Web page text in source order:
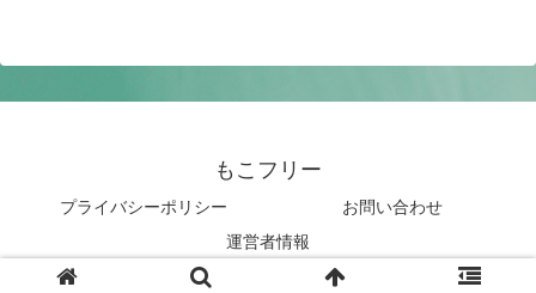
もこフリー
プライバシーポリシー
お問い合わせ
運営者情報
© 2021 もこフリー.